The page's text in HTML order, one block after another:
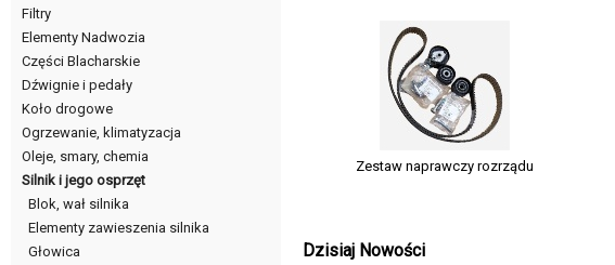
Zestaw naprawczy rozrządu
Dzisiaj Nowości
Filtry
Elementy Nadwozia
Części Blacharskie
Dźwignie i pedały
Koło drogowe
Ogrzewanie, klimatyzacja
Oleje, smary, chemia
Silnik i jego osprzęt
Blok, wał silnika
Elementy zawieszenia silnika
Głowica